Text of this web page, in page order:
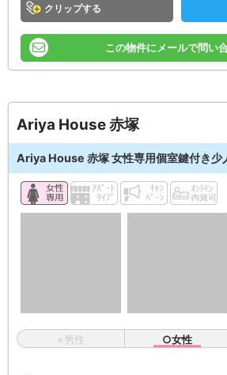
クリップ
この物件にメールで問い
Ariya House 赤塚
Ariya House 赤塚 女性専用個室鍵付き少
×男性 ○女性